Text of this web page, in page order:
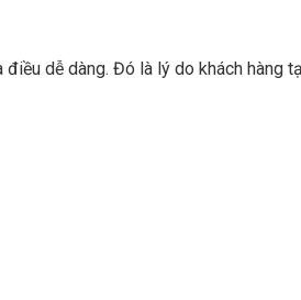
dễ dàng. Đó là lý do khách hàng